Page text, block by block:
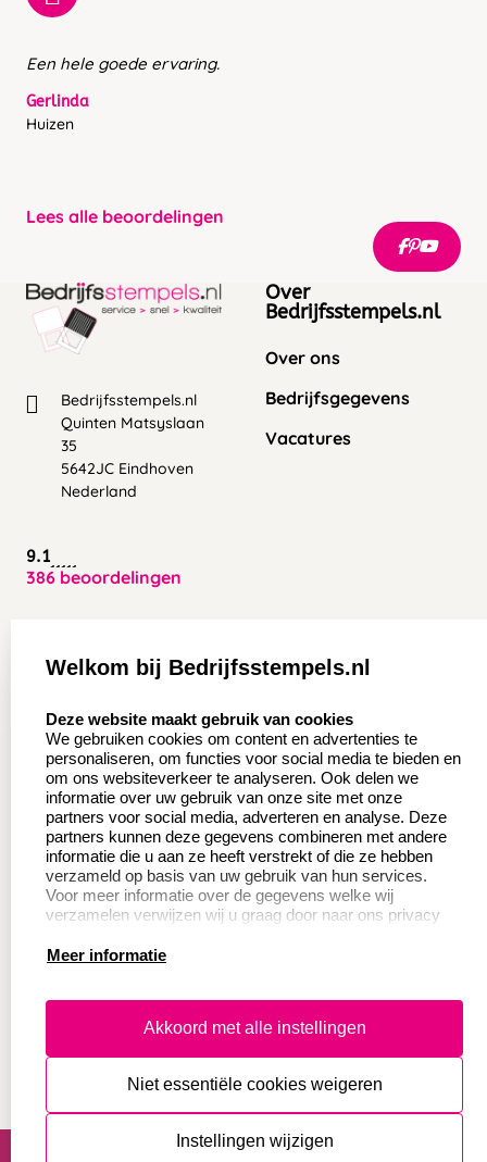
Een hele goede ervaring.
Gerlinda
Huizen
Lees alle beoordelingen
Bedrijfsstempels.nl
Quinten Matsyslaan
35
5642JC Eindhoven
Nederland
9.1
386 beoordelingen
Over
Bedrijfsstempels.nl
Over ons
Bedrijfsgegevens
Vacatures
Aanvraag op maat
Wederverkoper
worden
Sale
Betaling & Verzending
Contact opnemen
Veel gestelde vragen
Retourneren
Herroepingsrecht
Productinformatie:
Instructie voor
Aanleverspecificaties
Safety Sheets
algemene voorwaarden
disclaimer
Welkom bij Bedrijfsstempels.nl
Deze website maakt gebruik van cookies
We gebruiken cookies om content en advertenties te
personaliseren, om functies voor social media te bieden en
om ons websiteverkeer te analyseren. Ook delen we
informatie over uw gebruik van onze site met onze
partners voor social media, adverteren en analyse. Deze
partners kunnen deze gegevens combineren met andere
informatie die u aan ze heeft verstrekt of die ze hebben
verzameld op basis van uw gebruik van hun services.
Voor meer informatie over de gegevens welke wij
verzamelen verwijzen wij u graag door naar ons privacy
Meer informatie
Akkoord met alle instellingen
Niet essentiële cookies weigeren
Instellingen wijzigen